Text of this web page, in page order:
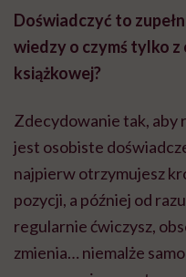
Doświadczyć to
wiedzy o czymś tylko
książkowej?
Zdecydowanie tak, aby
jest osobiste
najpierw otrzymujesz
pozycji, a później od
regularnie ćwiczysz,
zmienia… niemalże